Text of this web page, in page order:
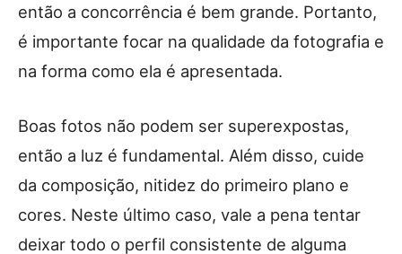
então a concorrência é bem grande. Portanto,
é importante focar na qualidade da fotografia e
na forma como ela é apresentada.
Boas fotos não podem ser superexpostas,
então a luz é fundamental. Além disso, cuide
da composição, nitidez do primeiro plano e
cores. Neste último caso, vale a pena tentar
deixar todo o perfil consistente de alguma